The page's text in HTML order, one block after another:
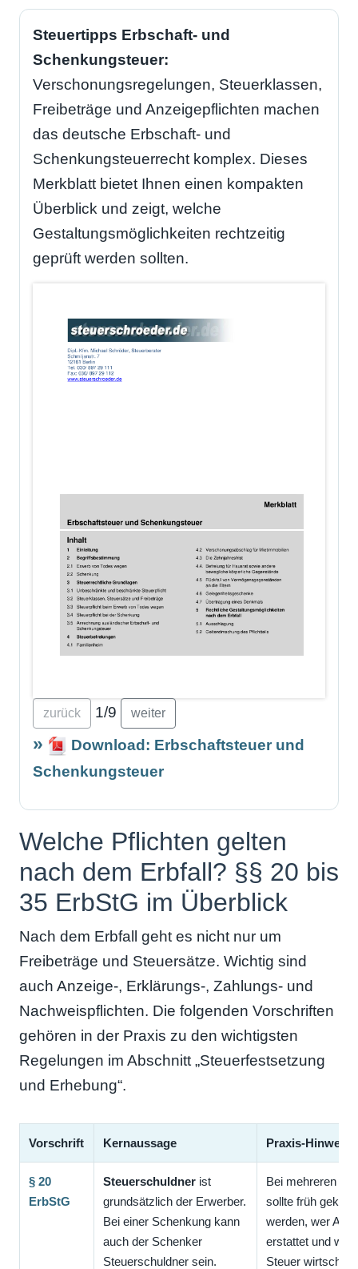
Steuertipps Erbschaft- und
Schenkungsteuer:
Verschonungsregelungen, Steuerklassen,
Freibeträge und Anzeigepflichten machen
das deutsche Erbschaft- und
Schenkungsteuerrecht komplex. Dieses
Merkblatt bietet Ihnen einen kompakten
Überblick und zeigt, welche
Gestaltungsmöglichkeiten rechtzeitig
geprüft werden sollten.
zurück 1/9 weiter
Download: Erbschaftsteuer und
Schenkungsteuer
Welche Pflichten gelten
nach dem Erbfall? §§ 20 bis
35 ErbStG im Überblick
Nach dem Erbfall geht es nicht nur um
Freibeträge und Steuersätze. Wichtig sind
auch Anzeige-, Erklärungs-, Zahlungs- und
Nachweispflichten. Die folgenden Vorschriften
gehören in der Praxis zu den wichtigsten
Regelungen im Abschnitt „Steuerfestsetzung
und Erhebung“.
Vorschrift Kernaussage Praxis-Hinweis
§ 20
ErbStG
Steuerschuldner ist
grundsätzlich der Erwerber.
Bei einer Schenkung kann
auch der Schenker
Steuerschuldner sein.
Bei mehreren
sollte früh geklärt
werden, wer
erstattet und wer
Steuer